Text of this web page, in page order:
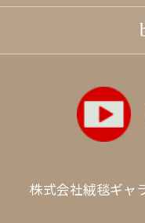
株式会社絨毯ギャ